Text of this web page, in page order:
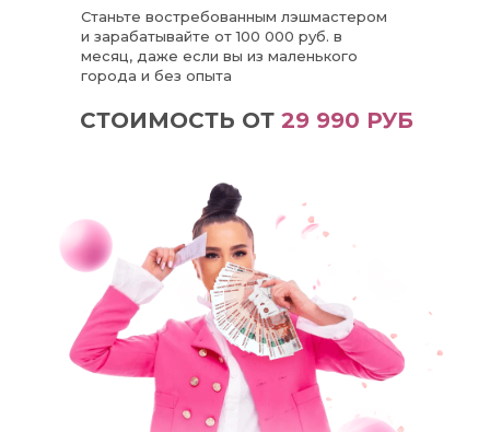
СТОИМОСТЬ ОТ 29 990 РУБ
Станьте востребованным лэшмастером
и зарабатывайте от 100 000 руб. в
месяц, даже если вы из маленького
города и без опыта